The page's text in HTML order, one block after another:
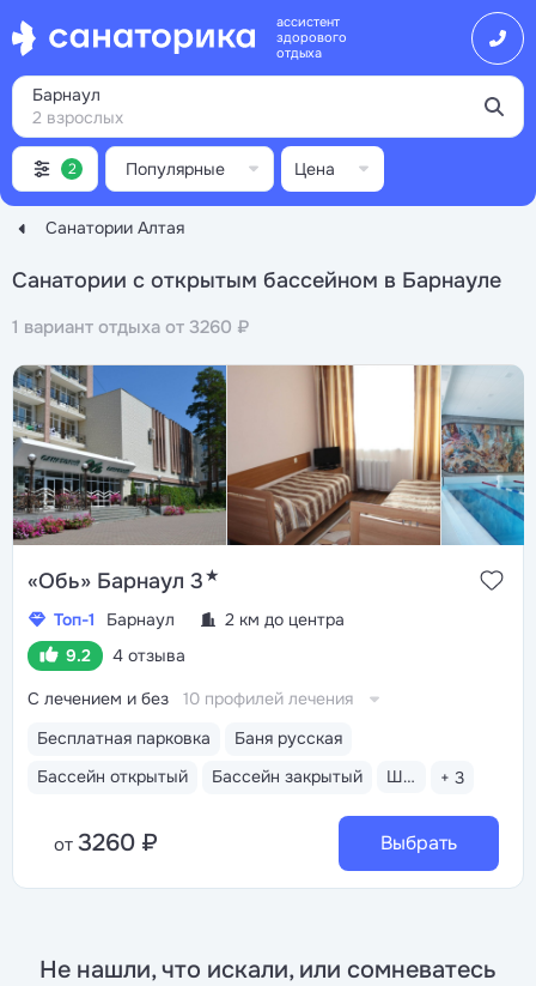
ассистент
здорового
отдыха
Санатории Алтая
Барнаул
2 взрослых
Санатории с открытым бассейном в Барнауле
1 вариант отдыха от 3260 ₽
2 Популярные Цена
«Обь» Барнаул 3★
Топ-1 Барнаул
2 км до центра
9.2
4 отзыва
Бесплатная парковка
Баня русская
Бассейн открытый
Бассейн закрытый Шведский стол + 3
С лечением и без 10 профилей лечения
от 3260 ₽ Выбрать
Не нашли, что искали, или сомневатесь